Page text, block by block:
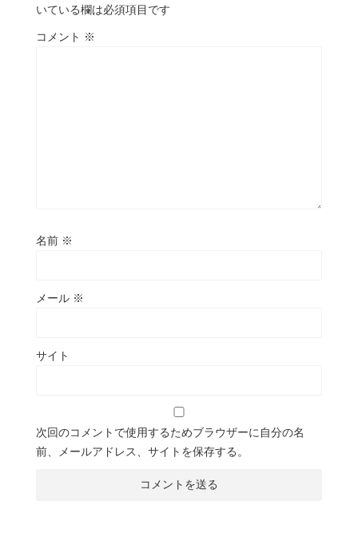
いている欄は必須項目です
コメント ※
名前 ※
メール ※
サイト
次回のコメントで使用するためブラウザーに自分の名
前、メールアドレス、サイトを保存する。